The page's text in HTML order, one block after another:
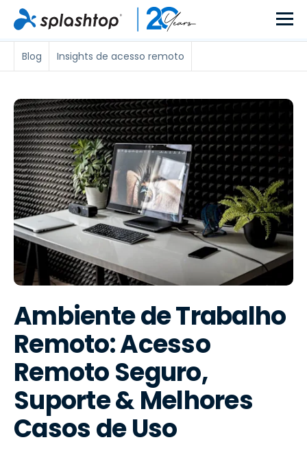
Blog Insights de acesso remoto
Ambiente de Trabalho
Remoto: Acesso
Remoto Seguro,
Suporte & Melhores
Casos de Uso